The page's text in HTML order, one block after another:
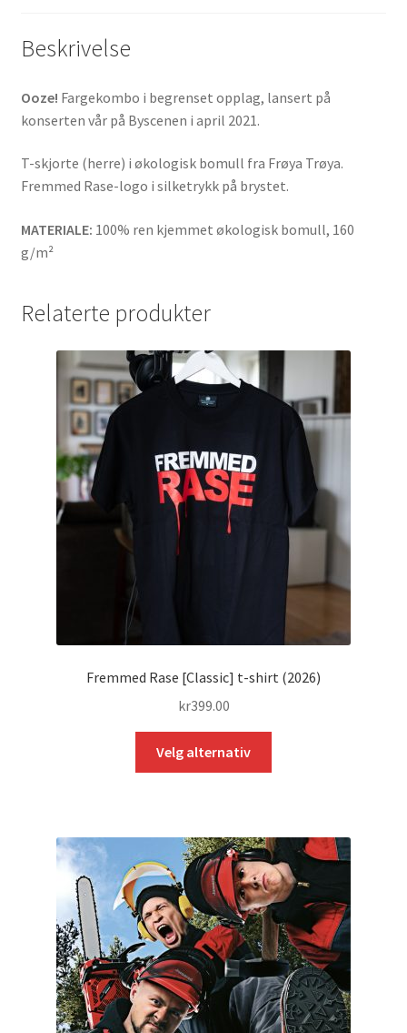
Beskrivelse
Ooze! Fargekombo i begrenset opplag, lansert på
konserten vår på Byscenen i april 2021.
T-skjorte (herre) i økologisk bomull fra Frøya Trøya.
Fremmed Rase-logo i silketrykk på brystet.
MATERIALE: 100% ren kjemmet økologisk bomull, 160
g/m²
Relaterte produkter
Fremmed Rase [Classic] t-shirt (2026)
kr399.00
Velg alternativ
Alternativene
kan
velges
på
produktsiden